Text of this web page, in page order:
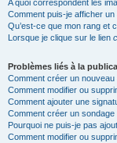
A quoi correspondent les
Comment puis-je afficher un
Qu’est-ce que mon rang et
Lorsque je clique sur le lien
Problèmes liés à la
Comment créer un
Comment modifier ou
Comment ajouter une
Comment créer un sondage
Pourquoi ne puis-je pas
Comment modifier ou